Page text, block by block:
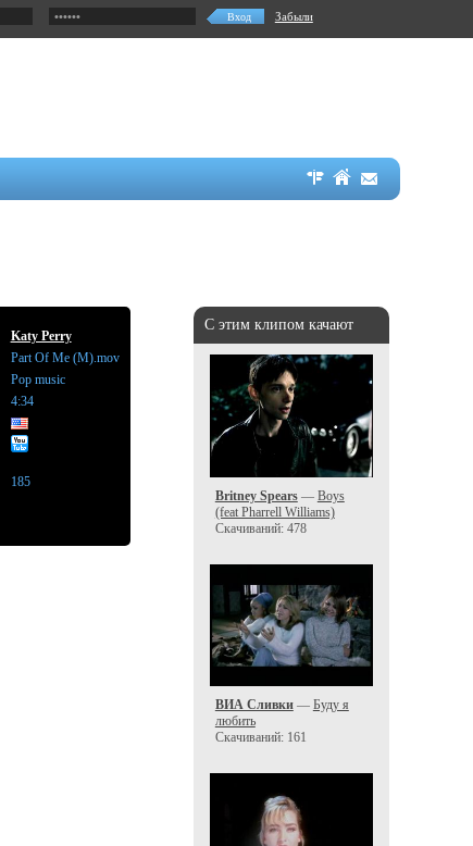
Забыли
С этим клипом качают
Britney Spears— Boys
(feat Pharrell Williams)
Скачиваний: 478
ВИА Сливки— Буду я
любить
Скачиваний: 161
Katy Perry
Part Of Me (M).mov
Pop music
4:34
185